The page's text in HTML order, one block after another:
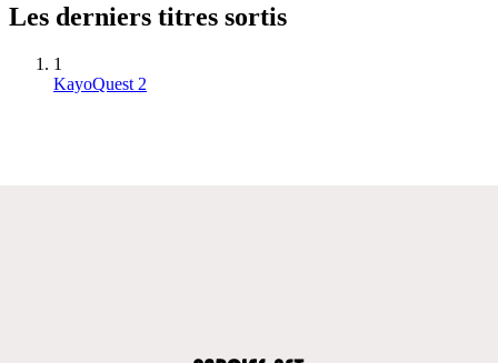
Les derniers titres sortis
1
KayoQuest 2